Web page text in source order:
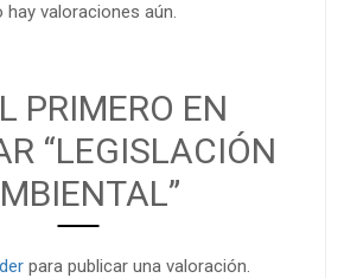
hay valoraciones aún.
PRIMERO EN
“LEGISLACIÓN
para publicar una valoración.